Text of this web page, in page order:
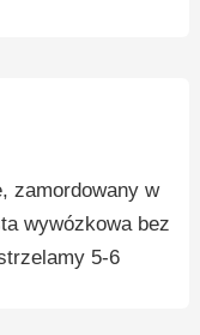
zamordowany w
wywózkowa bez
5-6